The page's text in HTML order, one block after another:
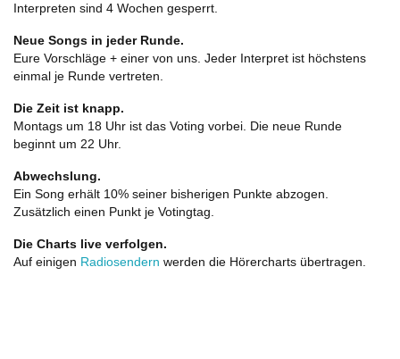
Interpreten sind 4 Wochen gesperrt.
Neue Songs in jeder Runde.
Eure Vorschläge + einer von uns. Jeder Interpret ist höchstens
einmal je Runde vertreten.
Die Zeit ist knapp.
Montags um 18 Uhr ist das Voting vorbei. Die neue Runde
beginnt um 22 Uhr.
Abwechslung.
Ein Song erhält 10% seiner bisherigen Punkte abzogen.
Zusätzlich einen Punkt je Votingtag.
Die Charts live verfolgen.
Auf einigen Radiosendern werden die Hörercharts übertragen.